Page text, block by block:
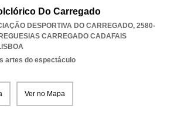
Do Carregado
DESPORTIVA DO CARREGADO, 2580-
CARREGADO CADAFAIS
artes do espectáculo
Ver no Mapa